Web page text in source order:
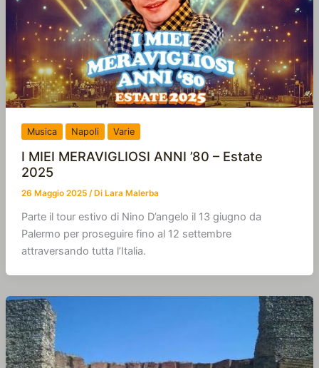
Musica Napoli Varie
I MIEI MERAVIGLIOSI ANNI ’80 – Estate
2025
26 Maggio 2025 / Di Lara Malerba
Parte il tour estivo di Nino D’angelo il 13 giugno da
Palermo per proseguire fino al 12 settembre
attraversando tutta l’Italia.